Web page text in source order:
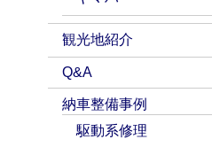
観光地紹介
Q&A
納車整備事例
駆動系修理